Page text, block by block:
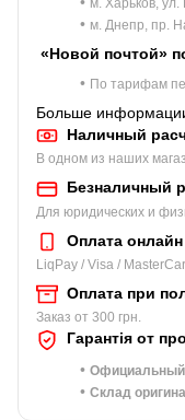
м. Харьков, ул.
• м. Днепр, пр.
«Новой почтой»
• По тарифам
Больше
Наличный
В одном из наших
Безналичный
Для юридических и
Оплата онлайн
LiqPay / Visa /
Оплата при
Заказ от 300 грн.
Гарантія от
• Официальный
• Склад